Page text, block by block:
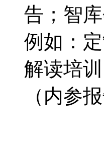
告；智
例如：
解读培
（内参报